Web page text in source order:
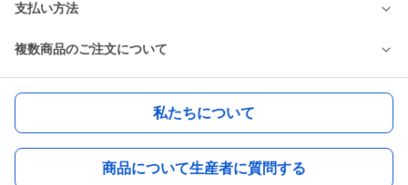
支払い方法
複数商品のご注文について
私たちについて
商品について生産者に質問する